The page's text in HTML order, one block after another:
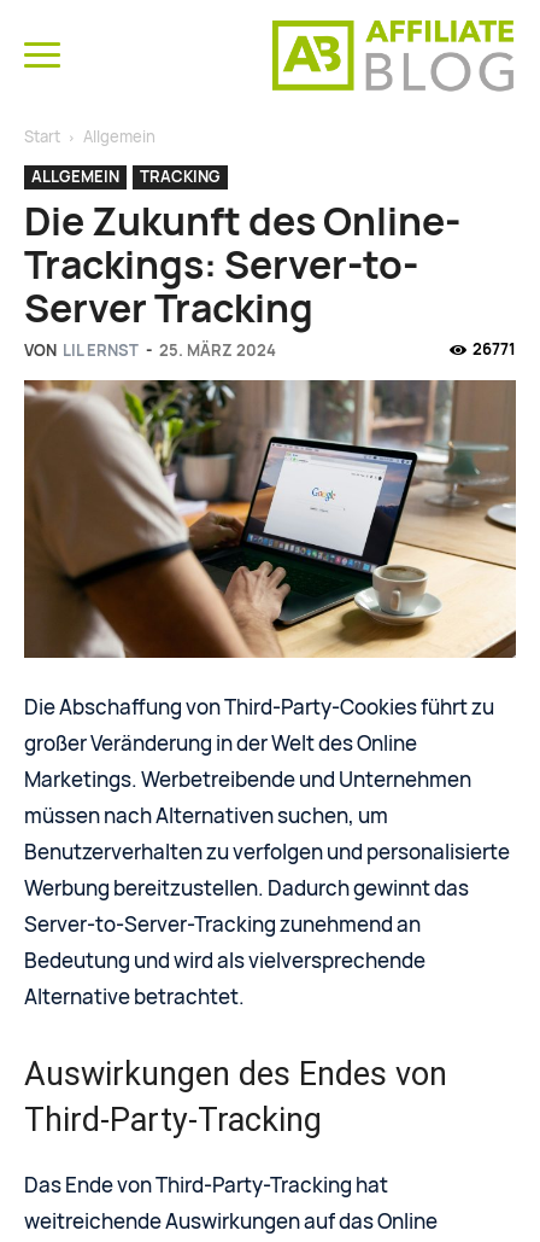
Start
Allgemein
ALLGEMEIN
TRACKING
Die Zukunft des Online-
Trackings: Server-to-
Server Tracking
VON LIL ERNST - 25. MÄRZ 2024 26771
Die Abschaffung von Third-Party-Cookies führt zu
großer Veränderung in der Welt des Online
Marketings. Werbetreibende und Unternehmen
müssen nach Alternativen suchen, um
Benutzerverhalten zu verfolgen und personalisierte
Werbung bereitzustellen. Dadurch gewinnt das
Server-to-Server-Tracking zunehmend an
Bedeutung und wird als vielversprechende
Alternative betrachtet.
Auswirkungen des Endes von
Third-Party-Tracking
Das Ende von Third-Party-Tracking hat
weitreichende Auswirkungen auf das Online